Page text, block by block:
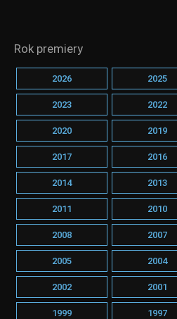
Rok premiery
2026 2025
2023 2022
2020 2019
2017 2016
2014 2013
2011 2010
2008 2007
2005 2004
2002 2001
1999 1997